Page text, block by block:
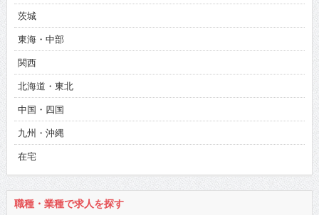
茨城
東海・中部
関西
北海道・東北
中国・四国
九州・沖縄
在宅
職種・業種で求人を探す